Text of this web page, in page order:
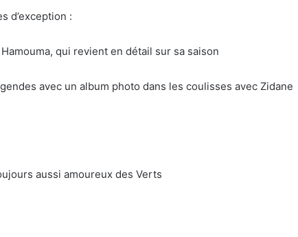
d’exception :
qui revient en détail sur sa saison
avec un album photo dans les coulisses avec Zidane
aussi amoureux des Verts